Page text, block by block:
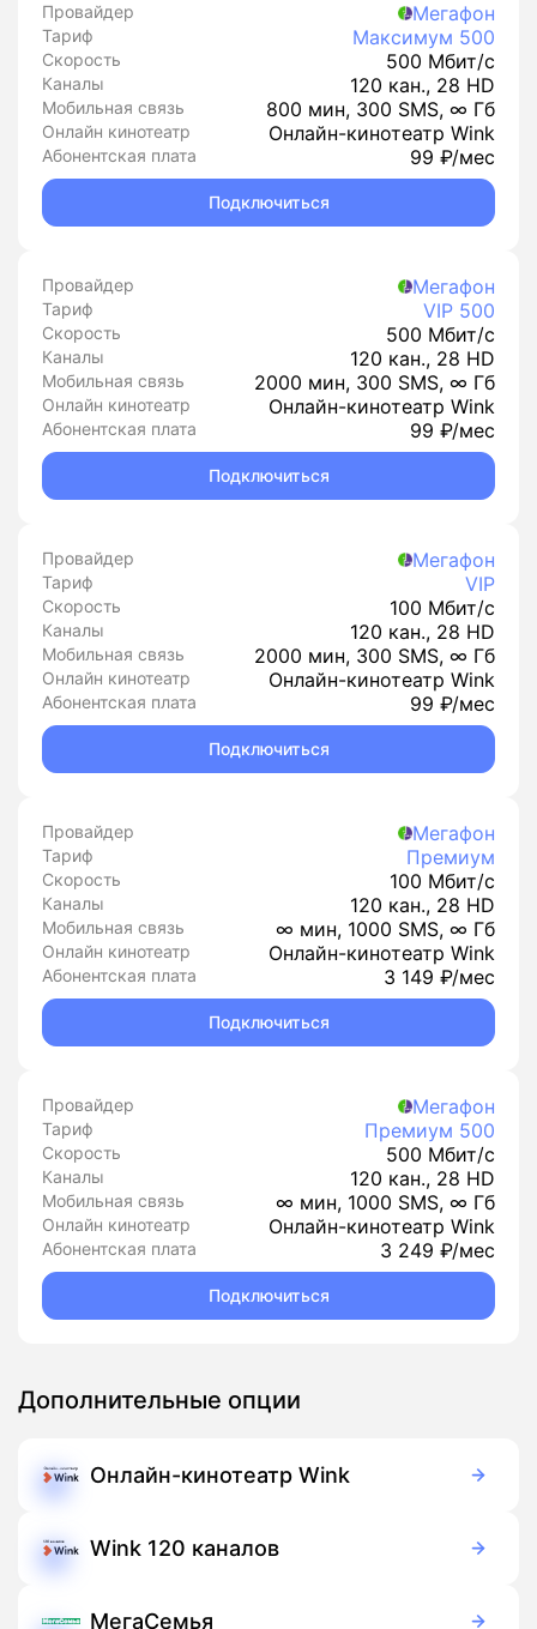
Провайдер Мегафон
Тариф Максимум 500
Скорость 500 Мбит/с
Каналы 120 кан., 28 HD
Мобильная связь 800 мин, 300 SMS, ∞ Гб
Онлайн кинотеатр Онлайн-кинотеатр Wink
Абонентская плата 99 ₽/мес
Подключиться
Провайдер Мегафон
Тариф VIP 500
Скорость 500 Мбит/с
Каналы 120 кан., 28 HD
Мобильная связь 2000 мин, 300 SMS, ∞ Гб
Онлайн кинотеатр Онлайн-кинотеатр Wink
Абонентская плата 99 ₽/мес
Подключиться
Провайдер Мегафон
Тариф VIP
Скорость 100 Мбит/с
Каналы 120 кан., 28 HD
Мобильная связь 2000 мин, 300 SMS, ∞ Гб
Онлайн кинотеатр Онлайн-кинотеатр Wink
Абонентская плата 99 ₽/мес
Подключиться
Провайдер Мегафон
Тариф Премиум
Скорость 100 Мбит/с
Каналы 120 кан., 28 HD
Мобильная связь ∞ мин, 1000 SMS, ∞ Гб
Онлайн кинотеатр Онлайн-кинотеатр Wink
Абонентская плата 3 149 ₽/мес
Подключиться
Провайдер Мегафон
Тариф Премиум 500
Скорость 500 Мбит/с
Каналы 120 кан., 28 HD
Мобильная связь ∞ мин, 1000 SMS, ∞ Гб
Онлайн кинотеатр Онлайн-кинотеатр Wink
Абонентская плата 3 249 ₽/мес
Подключиться
Дополнительные опции
Онлайн-кинотеатр Wink
Подписка
Wink 120 каналов
Подписка
МегаСемья